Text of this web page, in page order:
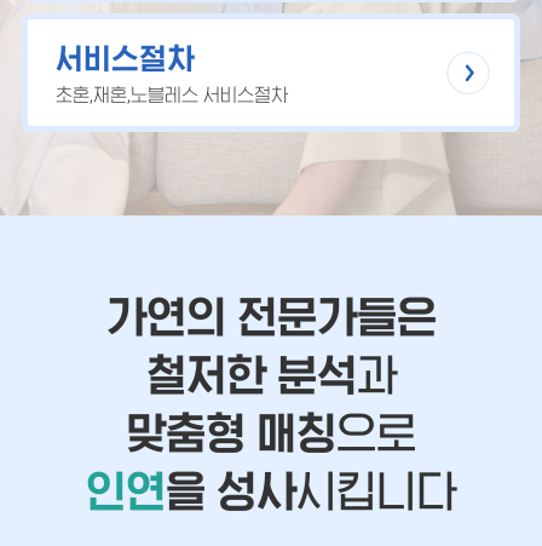
서비스절차
초혼,재혼,노블레스 서비스절차
가연의 전문가들은
철저한 분석과
맞춤형 매칭으로
인연을 성사시킵니다